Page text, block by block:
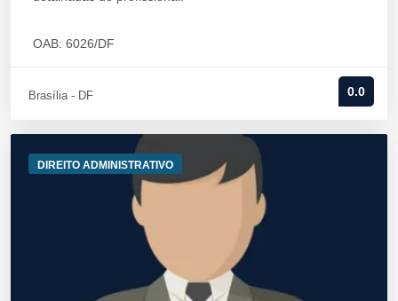
OAB: 6026/DF
Brasília - DF 0.0
DIREITO ADMINISTRATIVO